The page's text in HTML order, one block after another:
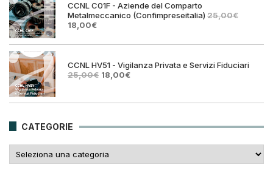
CCNL C01F - Aziende del Comparto
Metalmeccanico (Confimpreseitalia) 25,00€
Il
originale
25,00€.
18,00€Il
attuale
18,00€.
CCNL HV51 - Vigilanza Privata e Servizi Fiduciari
25,00€ Il
era:
18,00€Il
è:
CATEGORIE